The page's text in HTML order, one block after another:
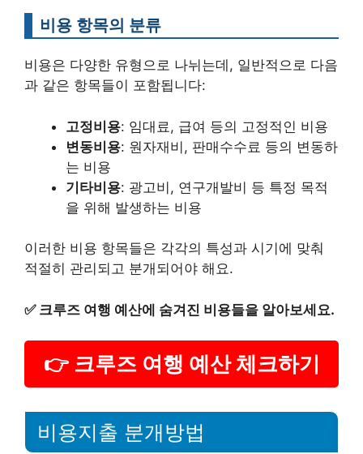
비용 항목의 분류
비용은 다양한 유형으로 나뉘는데, 일반적으로 다음
과 같은 항목들이 포함됩니다:
고정비용: 임대료, 급여 등의 고정적인 비용
변동비용: 원자재비, 판매수수료 등의 변동하
는 비용
기타비용: 광고비, 연구개발비 등 특정 목적
을 위해 발생하는 비용
이러한 비용 항목들은 각각의 특성과 시기에 맞춰
적절히 관리되고 분개되어야 해요.
✅ 크루즈 여행 예산에 숨겨진 비용들을 알아보세요.
👉 크루즈 여행 예산 체크하기
비용지출 분개방법